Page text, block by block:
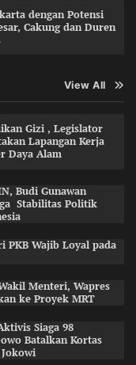
dengan Potensi
Cakung dan Duren
View All
Gizi , Legislator
Lapangan Kerja
Daya Alam
Budi Gunawan
Stabilitas Politik
PKB Wajib Loyal pada
Menteri, Wapres
ke Proyek MRT
Siaga 98
Batalkan Kortas